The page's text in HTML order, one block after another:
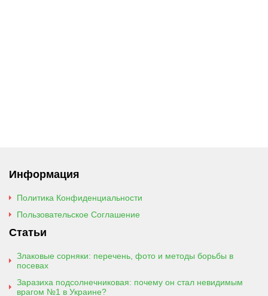
Информация
Политика Конфиденциальности
Пользовательское Соглашение
Статьи
Злаковые сорняки: перечень, фото и методы борьбы в
посевах
Заразиха подсолнечниковая: почему он стал невидимым
врагом №1 в Украине?